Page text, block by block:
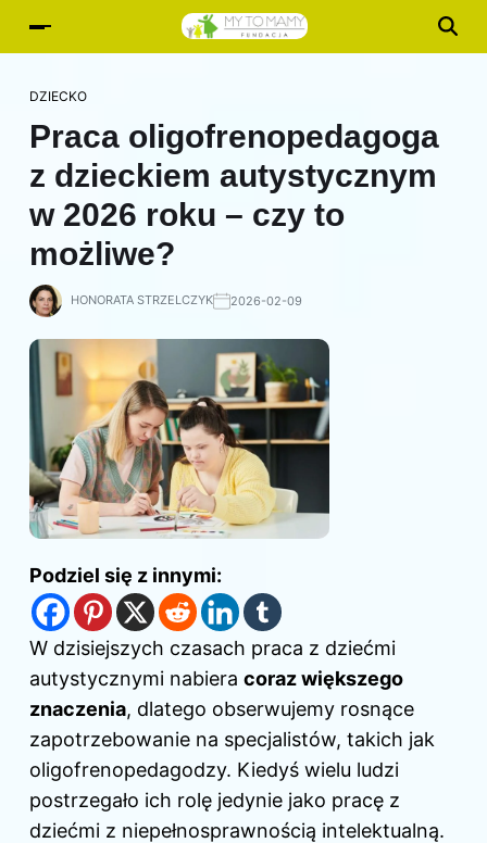
DZIECKO
Praca oligofrenopedagoga
z dzieckiem autystycznym
w 2026 roku – czy to
możliwe?
HONORATA STRZELCZYK 2026-02-09
Podziel się z innymi:
W dzisiejszych czasach praca z dziećmi
autystycznymi nabiera coraz większego
znaczenia, dlatego obserwujemy rosnące
zapotrzebowanie na specjalistów, takich jak
oligofrenopedagodzy. Kiedyś wielu ludzi
postrzegało ich rolę jedynie jako pracę z
dziećmi z niepełnosprawnością intelektualną.